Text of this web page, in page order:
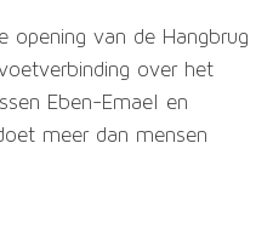
van de Hangbrug
over het
Eben-Emael en
meer dan mensen